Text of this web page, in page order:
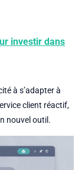
investir dans
à s’adapter à
client réactif,
nouvel outil.